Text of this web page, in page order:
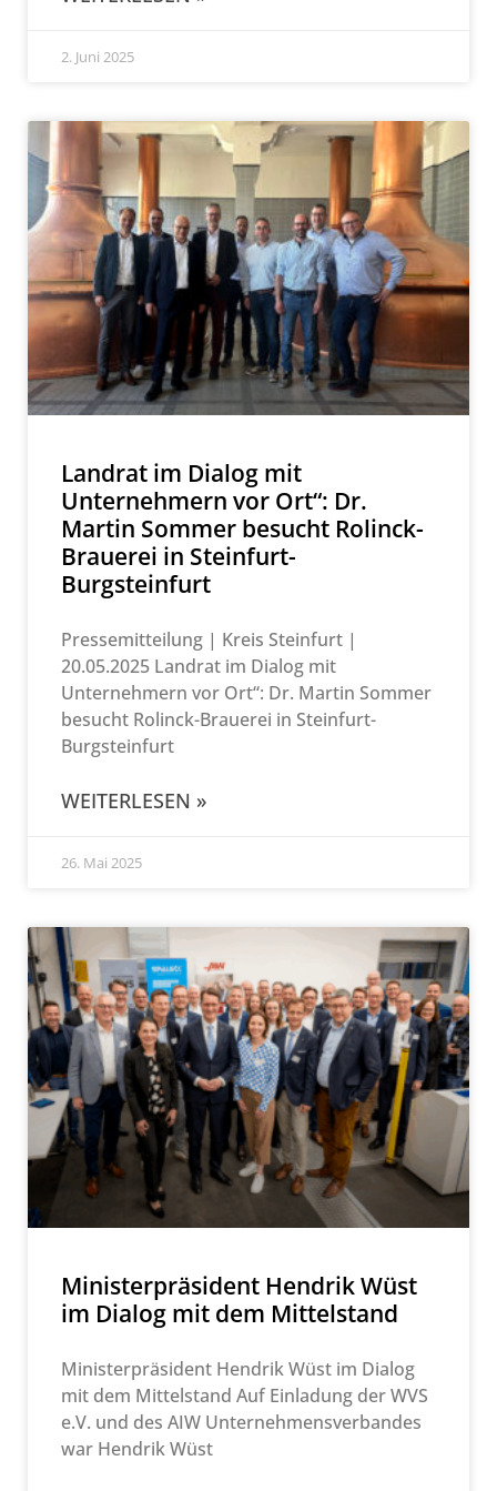
2. Juni 2025
Landrat im Dialog mit
Unternehmern vor Ort“: Dr.
Martin Sommer besucht Rolinck-
Brauerei in Steinfurt-
Burgsteinfurt
Pressemitteilung | Kreis Steinfurt |
20.05.2025 Landrat im Dialog mit
Unternehmern vor Ort“: Dr. Martin Sommer
besucht Rolinck-Brauerei in Steinfurt-
Burgsteinfurt
WEITERLESEN »
26. Mai 2025
Ministerpräsident Hendrik Wüst
im Dialog mit dem Mittelstand
Ministerpräsident Hendrik Wüst im Dialog
mit dem Mittelstand Auf Einladung der WVS
e.V. und des AIW Unternehmensverbandes
war Hendrik Wüst